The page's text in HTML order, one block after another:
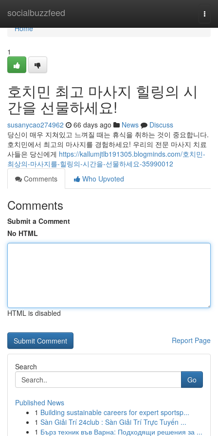
socialbuzzfeed
Home
Home
1
호치민 최고 마사지 힐링의 시
간을 선물하세요!
susanycao274962 66 days ago News
Discuss
당신이 매우 지쳐있고 느껴질 때는 휴식을 취하는 것이 중요합니다.
호치민에서 최고의 마사지를 경험하세요! 우리의 전문 마사지 치료
사들은 당신에게 https://kallumjtlb191305.blogminds.com/호치민-
최상의-마사지를-힐링의-시간을-선물하세요-35990012
Comments
Who Upvoted
Comments
Submit a Comment
No HTML
HTML is disabled
Report Page
Search
Go
Published News
1 Building sustainable careers for expert sportsp...
1 Sàn Giải Trí 24club : Sàn Giải Trí Trực Tuyến ...
1 Бърз техник във Варна: Подходящи решения за ...